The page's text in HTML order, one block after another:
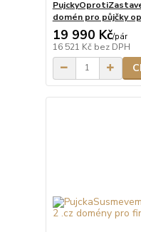
domén pro půjčky
19 990 Kč/pár
16 521 Kč bez DPH